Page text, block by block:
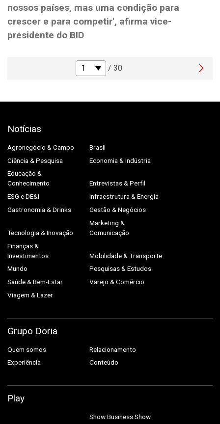
nossos países, mas uma condição para
crescer e para competir', afirma vice-
presidente do BID
/ 30
Notícias
Agronegócio & Campo
Brasil
Ciência & Pesquisa
Economia & Indústria
Educação &
Conhecimento
Entrevistas & Perfil
ESG e DE&I
Infraestrutura & Energia
Gastronomia & Drinks
Gestão & Negócios
Tecnologia & Inovação
Marketing &
Comunicação
Finanças &
Investimentos
Mobilidade & Transporte
Mundo
Pesquisas & Estudos
Saúde & Bem-Estar
Varejo & Comércio
Viagem & Lazer
Grupo Doria
Quem somos
Relacionamento
Experiência
Conteúdo
Play
Show BusinessShow